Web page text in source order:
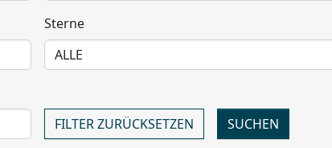
Sterne
FILTER ZURÜCKSETZEN